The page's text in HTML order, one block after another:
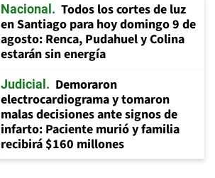
Nacional
Todos los cortes de luz
en Santiago para hoy domingo 9 de
agosto: Renca, Pudahuel y Colina
estarán sin energía
Judicial
Demoraron
electrocardiograma y tomaron
malas decisiones ante signos de
infarto: Paciente murió y familia
recibirá $160 millones